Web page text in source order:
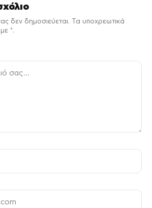
δεν δημοσιεύεται. Τα υποχρεωτικά
*.